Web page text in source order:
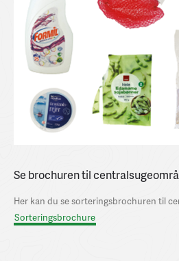
Se brochuren til
Her kan du se sorteringsbrochuren til
Sorteringsbrochure